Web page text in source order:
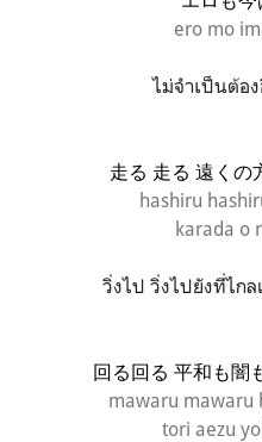
ero mo
ไม่จำเป็นต้อ
走る 走る 遠くの
hashiru
karada o
วิ่งไป วิ่งไปยังที่ไก
回る回る 平和も闇
mawaru mawaru
tori aezu